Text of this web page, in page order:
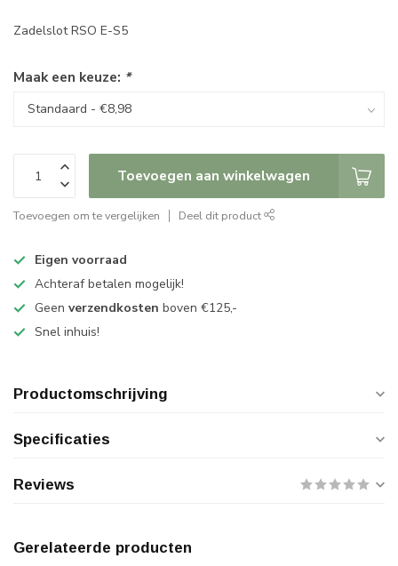
Zadelslot RSO E-S5
Maak een keuze: *
Toevoegen aan winkelwagen
Toevoegen om te vergelijken Deel dit product
Eigen voorraad
Achteraf betalen mogelijk!
Geen verzendkosten boven €125,-
Snel inhuis!
Productomschrijving
Specificaties
Reviews
Gerelateerde producten